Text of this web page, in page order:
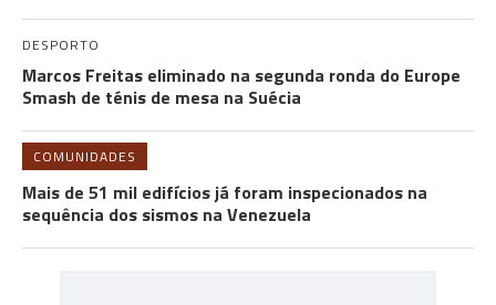
DESPORTO
Marcos Freitas eliminado na segunda ronda do Europe
Smash de ténis de mesa na Suécia
COMUNIDADES
Mais de 51 mil edifícios já foram inspecionados na
sequência dos sismos na Venezuela